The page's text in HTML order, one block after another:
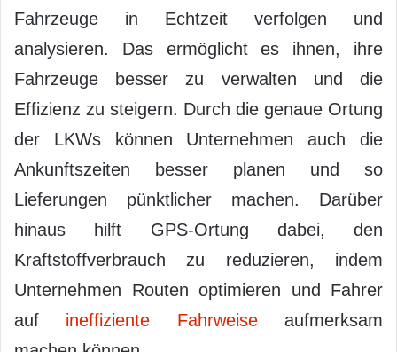
Fahrzeuge in Echtzeit verfolgen und
analysieren. Das ermöglicht es ihnen, ihre
Fahrzeuge besser zu verwalten und die
Effizienz zu steigern. Durch die genaue Ortung
der LKWs können Unternehmen auch die
Ankunftszeiten besser planen und so
Lieferungen pünktlicher machen. Darüber
hinaus hilft GPS-Ortung dabei, den
Kraftstoffverbrauch zu reduzieren, indem
Unternehmen Routen optimieren und Fahrer
auf ineffiziente Fahrweiseaufmerksam